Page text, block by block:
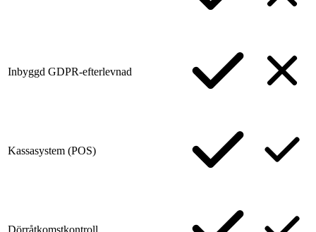
Inbyggd GDPR-efterlevnad
Kassasystem (POS)